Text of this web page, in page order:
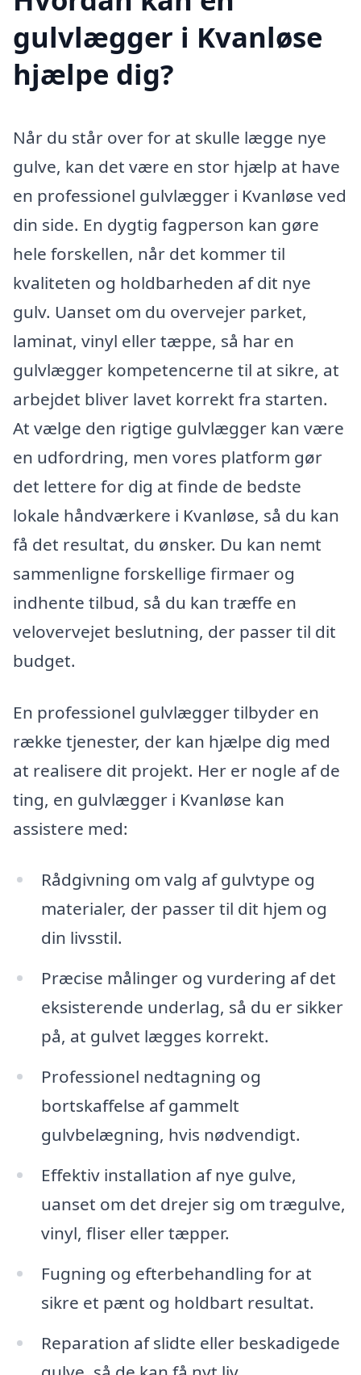
gulvlægger i Kvanløse
hjælpe dig?
Når du står over for at skulle lægge nye
gulve, kan det være en stor hjælp at have
en professionel gulvlægger i Kvanløse ved
din side. En dygtig fagperson kan gøre
hele forskellen, når det kommer til
kvaliteten og holdbarheden af dit nye
gulv. Uanset om du overvejer parket,
laminat, vinyl eller tæppe, så har en
gulvlægger kompetencerne til at sikre, at
arbejdet bliver lavet korrekt fra starten.
At vælge den rigtige gulvlægger kan være
en udfordring, men vores platform gør
det lettere for dig at finde de bedste
lokale håndværkere i Kvanløse, så du kan
få det resultat, du ønsker. Du kan nemt
sammenligne forskellige firmaer og
indhente tilbud, så du kan træffe en
velovervejet beslutning, der passer til dit
budget.
En professionel gulvlægger tilbyder en
række tjenester, der kan hjælpe dig med
at realisere dit projekt. Her er nogle af de
ting, en gulvlægger i Kvanløse kan
assistere med:
Rådgivning om valg af gulvtype og
materialer, der passer til dit hjem og
din livsstil.
Præcise målinger og vurdering af det
eksisterende underlag, så du er sikker
på, at gulvet lægges korrekt.
Professionel nedtagning og
bortskaffelse af gammelt
gulvbelægning, hvis nødvendigt.
Effektiv installation af nye gulve,
uanset om det drejer sig om trægulve,
vinyl, fliser eller tæpper.
Fugning og efterbehandling for at
sikre et pænt og holdbart resultat.
Reparation af slidte eller beskadigede